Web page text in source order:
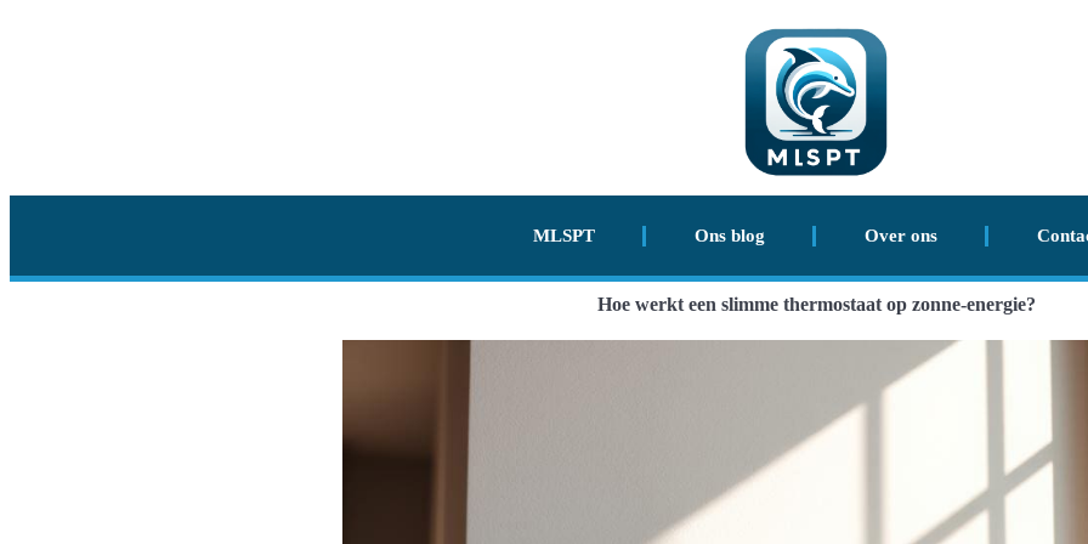
MLSPT Ons blog Over ons
Hoe werkt een slimme thermostaat op zonne-energie?